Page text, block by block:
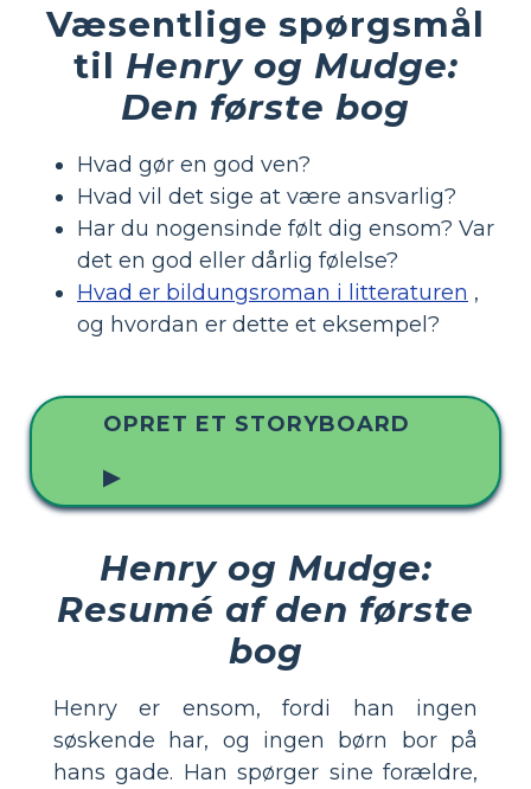
Væsentlige spørgsmål
til Henry og Mudge:
Den første bog
Hvad gør en god ven?
Hvad vil det sige at være ansvarlig?
Har du nogensinde følt dig ensom? Var
det en god eller dårlig følelse?
Hvad er bildungsroman i litteraturen ,
og hvordan er dette et eksempel?
OPRET ET STORYBOARD
▶
Henry og Mudge:
Resumé af den første
bog
Henry er ensom, fordi han ingen
søskende har, og ingen børn bor på
hans gade. Han spørger sine forældre,